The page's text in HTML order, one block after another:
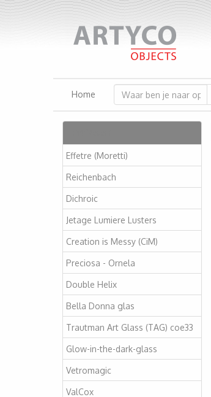
Home
Effetre (Moretti)
Reichenbach
Dichroic
Jetage Lumiere Lusters
Creation is Messy (CiM)
Preciosa - Ornela
Double Helix
Bella Donna glas
Trautman Art Glass (TAG) coe33
Glow-in-the-dark-glass
Vetromagic
ValCox